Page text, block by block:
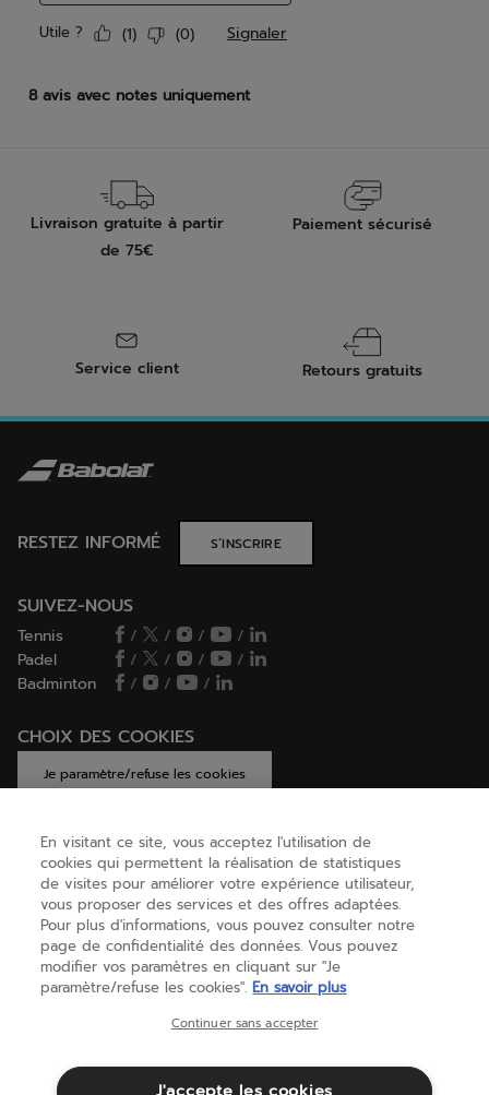
Livraison gratuite à partir
de 75€
Paiement sécurisé
Service client Retours gratuits
RESTEZ INFORMÉ S’INSCRIRE
SUIVEZ-NOUS
Tennis / / /
/
Padel
/ / /
/
Badminton
/ / /
CHOIX DES COOKIES
Je paramètre/refuse les cookies
AIDE
A PROPOS
(français)
En visitant ce site, vous acceptez l'utilisation de
cookies qui permettent la réalisation de statistiques
de visites pour améliorer votre expérience utilisateur,
vous proposer des services et des offres adaptées.
Pour plus d'informations, vous pouvez consulter notre
page de confidentialité des données. Vous pouvez
modifier vos paramètres en cliquant sur "Je
paramètre/refuse les cookies". En savoir plus
Continuer sans accepter